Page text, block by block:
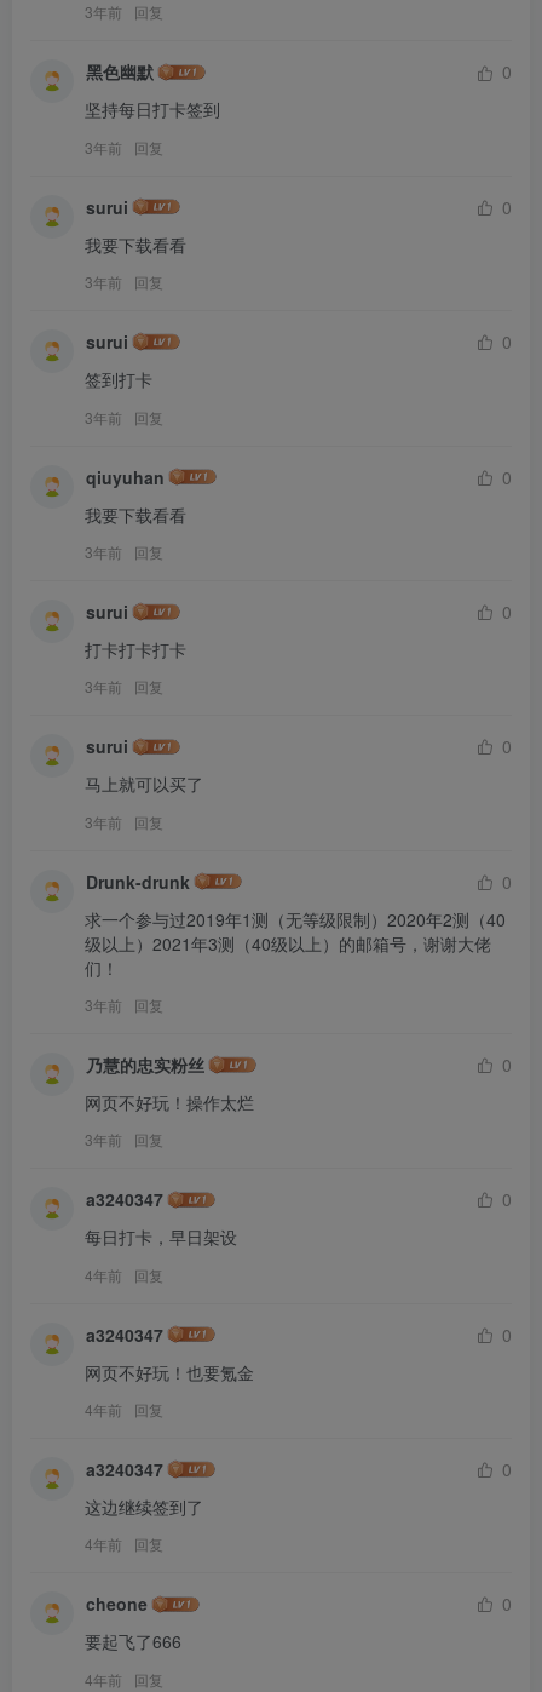
3年前 回复
黑色幽默
0
坚持每日打卡签到
3年前 回复
surui
0
我要下载看看
3年前 回复
surui
0
签到打卡
3年前 回复
qiuyuhan
0
我要下载看看
3年前 回复
surui
0
打卡打卡打卡
3年前 回复
surui
0
马上就可以买了
3年前 回复
Drunk-drunk
0
求一个参与过2019年1测（无等级限制）2020年2测（40
级以上）2021年3测（40级以上）的邮箱号，谢谢大佬
们！
3年前 回复
乃慧的忠实粉丝
0
网页不好玩！操作太烂
3年前 回复
a3240347
0
每日打卡，早日架设
4年前 回复
a3240347
0
网页不好玩！也要氪金
4年前 回复
a3240347
0
这边继续签到了
4年前 回复
cheone
0
要起飞了666
4年前 回复